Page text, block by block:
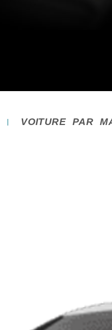
VOITURE PAR